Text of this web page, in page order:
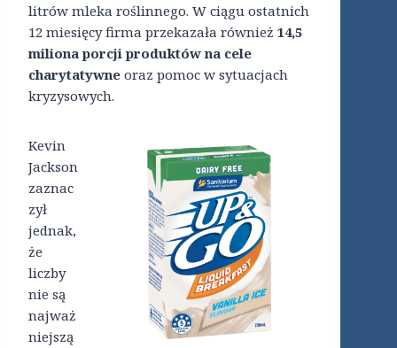
litrów mleka roślinnego. W ciągu ostatnich
12 miesięcy firma przekazała również 14,5
miliona porcji produktów na cele
charytatywne oraz pomoc w sytuacjach
kryzysowych.
Kevin
Jackson
zaznac
zył
jednak,
że
liczby
nie są
najważ
niejszą